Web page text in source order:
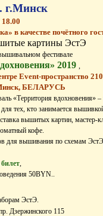
18.00
в качестве почётного
картины ЭстЭ
фестивале
2019 ,
Event-пространство
БЕЛАРУСЬ
«Территория вдохновения» –
тех, кто занимается
вышитых картин, мастер-
кофе.
для вышивания по схемам
билет,
50BYN..
ЭстЭ.
Дзержинского 115